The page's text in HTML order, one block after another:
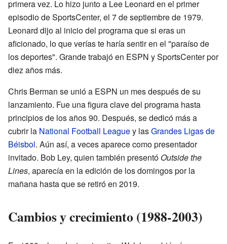
primera vez. Lo hizo junto a Lee Leonard en el primer
episodio de SportsCenter, el 7 de septiembre de 1979.
Leonard dijo al inicio del programa que si eras un
aficionado, lo que verías te haría sentir en el "paraíso de
los deportes". Grande trabajó en ESPN y SportsCenter por
diez años más.
Chris Berman se unió a ESPN un mes después de su
lanzamiento. Fue una figura clave del programa hasta
principios de los años 90. Después, se dedicó más a
cubrir la National Football Leaguey lasGrandes Ligas de
Béisbol. Aún así, a veces aparece como presentador
invitado. Bob Ley, quien también presentó Outside the
Lines, aparecía en la edición de los domingos por la
mañana hasta que se retiró en 2019.
Cambios y crecimiento (1988-2003)